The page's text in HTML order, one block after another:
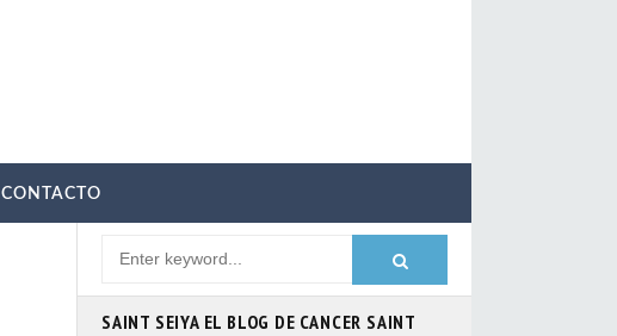
CONTACTO
SAINT SEIYA EL BLOG DE CANCER SAINT